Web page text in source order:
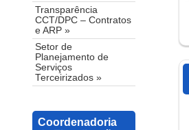
Transparência
CCT/DPC – Contratos
e ARP »
Setor de
Planejamento de
Serviços
Terceirizados »
Coordenadoria